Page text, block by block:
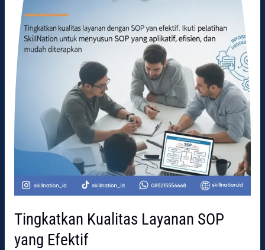
Tingkatkan Kualitas Layanan SOP
yang Efektif